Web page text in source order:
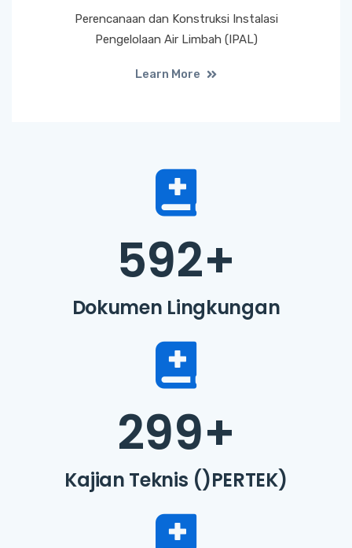
Perencanaan dan Konstruksi Instalasi
Pengelolaan Air Limbah (IPAL)
Learn More
592+
Dokumen Lingkungan
299+
Kajian Teknis ()PERTEK)